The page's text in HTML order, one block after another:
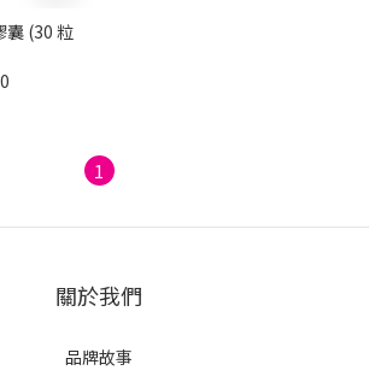
囊 (30 粒
1
關於我們
品牌故事